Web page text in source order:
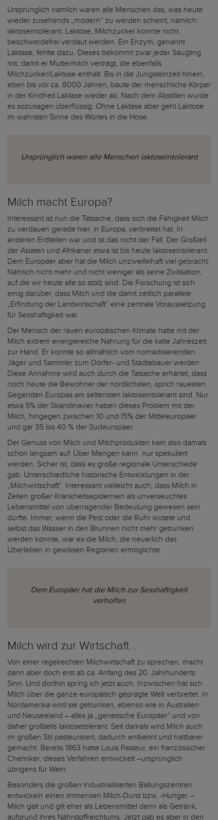
Ursprünglich nämlich waren alle Menschen das, was heute
wieder zusehends „modern“ zu werden scheint, nämlich:
laktoseintolerant. Laktose, Milchzucker konnte nicht
beschwerdefrei verdaut werden. Ein Enzym, genannt
Laktase, fehlte dazu. Dieses bekommt zwar jeder Säugling
mit, damit er Muttermilch verträgt, die ebenfalls
Milchzucker/Laktose enthält. Bis in die Jungsteinzeit hinein,
eben bis vor ca. 8000 Jahren, baute der menschliche Körper
in der Kindheit Laktase wieder ab. Nach dem Abstillen wurde
es sozusagen überflüssig. Ohne Laktase aber geht Laktose
im wahrsten Sinne des Wortes in die Hose.
Ursprünglich waren alle Menschen laktoseintolerant
Milch macht Europa?
Interessant ist nun die Tatsache, dass sich die Fähigkeit Milch
zu verdauen gerade hier, in Europa, verbreitet hat. In
anderen Erdteilen war und ist das nicht der Fall. Der Großteil
der Asiaten und Afrikaner etwa ist bis heute laktoseintolerant.
Dem Europäer aber hat die Milch unzweifelhaft viel gebracht:
Nämlich nicht mehr und nicht weniger als seine Zivilisation,
auf die wir heute alle so stolz sind. Die Forschung ist sich
einig darüber, dass Milch und die damit zeitlich parallele
„Erfindung der Landwirtschaft“ eine zentrale Voraussetzung
für Sesshaftigkeit war.
Der Mensch der rauen europäischen Klimate hatte mit der
Milch extrem energiereiche Nahrung für die kalte Jahreszeit
zur Hand. Er konnte so allmählich vom nomadisierenden
Jäger und Sammler zum Dörfer- und Städtebauer werden.
Diese Annahme wird auch durch die Tatsache erhärtet, dass
noch heute die Bewohner der nördlichsten, sprich rauesten
Gegenden Europas am seltensten laktoseintolerant sind. Nur
etwa 5% der Skandinavier haben dieses Problem mit der
Milch, hingegen zwischen 10 und 15% der Mitteleuropäer
und gar 35 bis 40 % der Südeuropäer.
Der Genuss von Milch und Milchprodukten kam also damals
schön langsam auf. Über Mengen kann nur spekuliert
werden. Sicher ist, dass es große regionale Unterschiede
gab. Unterschiedliche historische Entwicklungen in der
„Milchwirtschaft“. Interessant vielleicht auch, dass Milch in
Zeiten großer Krankheitsepidemien als unverseuchtes
Lebensmittel von überragender Bedeutung gewesen sein
dürfte. Immer, wenn die Pest oder die Ruhr wütete und
selbst das Wasser in den Brunnen nicht mehr getrunken
werden konnte, war es die Milch, die neuerlich das
Überleben in gewissen Regionen ermöglichte.
Dem Europäer hat die Milch zur Sesshaftigkeit
verholfen
Milch wird zur Wirtschaft…
Von einer regelrechten Milchwirtschaft zu sprechen, macht
dann aber doch erst ab ca. Anfang des 20. Jahrhunderts
Sinn. Und dorthin spring ich jetzt auch. Inzwischen hat sich
Milch über die ganze europäisch geprägte Welt verbreitet. In
Nordamerika wird sie getrunken, ebenso wie in Australien
und Neuseeland – alles ja „genetische Europäer“ und von
daher großteils laktosetolerant. Seit damals wird Milch auch
im großen Stil pasteurisiert, dadurch entkeimt und haltbarer
gemacht. Bereits 1863 hatte Louis Pasteur, ein französischer
Chemiker, dieses Verfahren entwickelt –ursprünglich
übrigens für Wein.
Besonders die großen industrialisierten Ballungszentren
entwickeln einen immensen Milch-Durst bzw. -Hunger –
Milch galt und gilt eher als Lebensmittel denn als Getränk,
aufgrund ihres Nährstoffreichtums. Jetzt gab es aber in den